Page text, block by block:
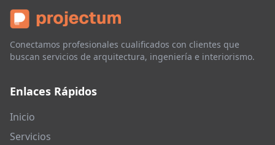
Conectamos profesionales cualificados con clientes que
buscan servicios de arquitectura, ingeniería e interiorismo.
Enlaces Rápidos
Inicio
Servicios